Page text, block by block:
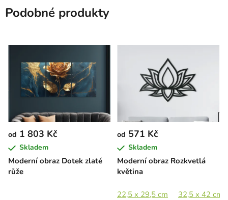
Podobné produkty
Moderní obraz Dotek zlaté
růže
od 1 803 Kč
Skladem
Moderní obraz Rozkvetlá
květina
od 571 Kč
Skladem
22,5 x 29,5 cm 32,5 x 42 cm